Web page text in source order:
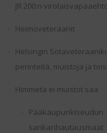
JR 200:n
Heimoveteraanit
Helsingin
perinteitä, muistoja ja
Himmetä ei muistot saa
Pääkaupunkiseudun
sankarihautausmaat